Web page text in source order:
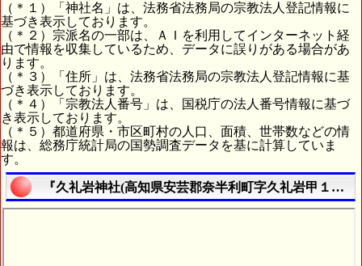
（＊１）「神社名」は、法務省法務局の宗教法人登記情報に
基づき表示しております。
（＊２）宗派名の一部は、ＡＩを利用してインターネット経
由で情報を収集しているため、データに誤りがある場合があ
ります。
（＊３）「住所」は、法務省法務局の宗教法人登記情報に基
づき表示しております。
（＊４）「宗教法人番号」は、国税庁の法人番号情報に基づ
き表示しております。
（＊５）都道府県・市区町村の人口、面積、世帯数などの情
報は、総務庁統計局の国勢調査データを基に計算していま
す。
『久礼岩神社(高知県安芸郡奈半利町字久礼岩甲１３